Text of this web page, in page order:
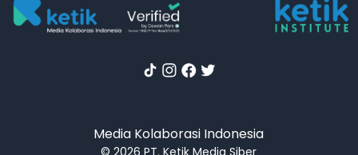
Media Kolaborasi Indonesia